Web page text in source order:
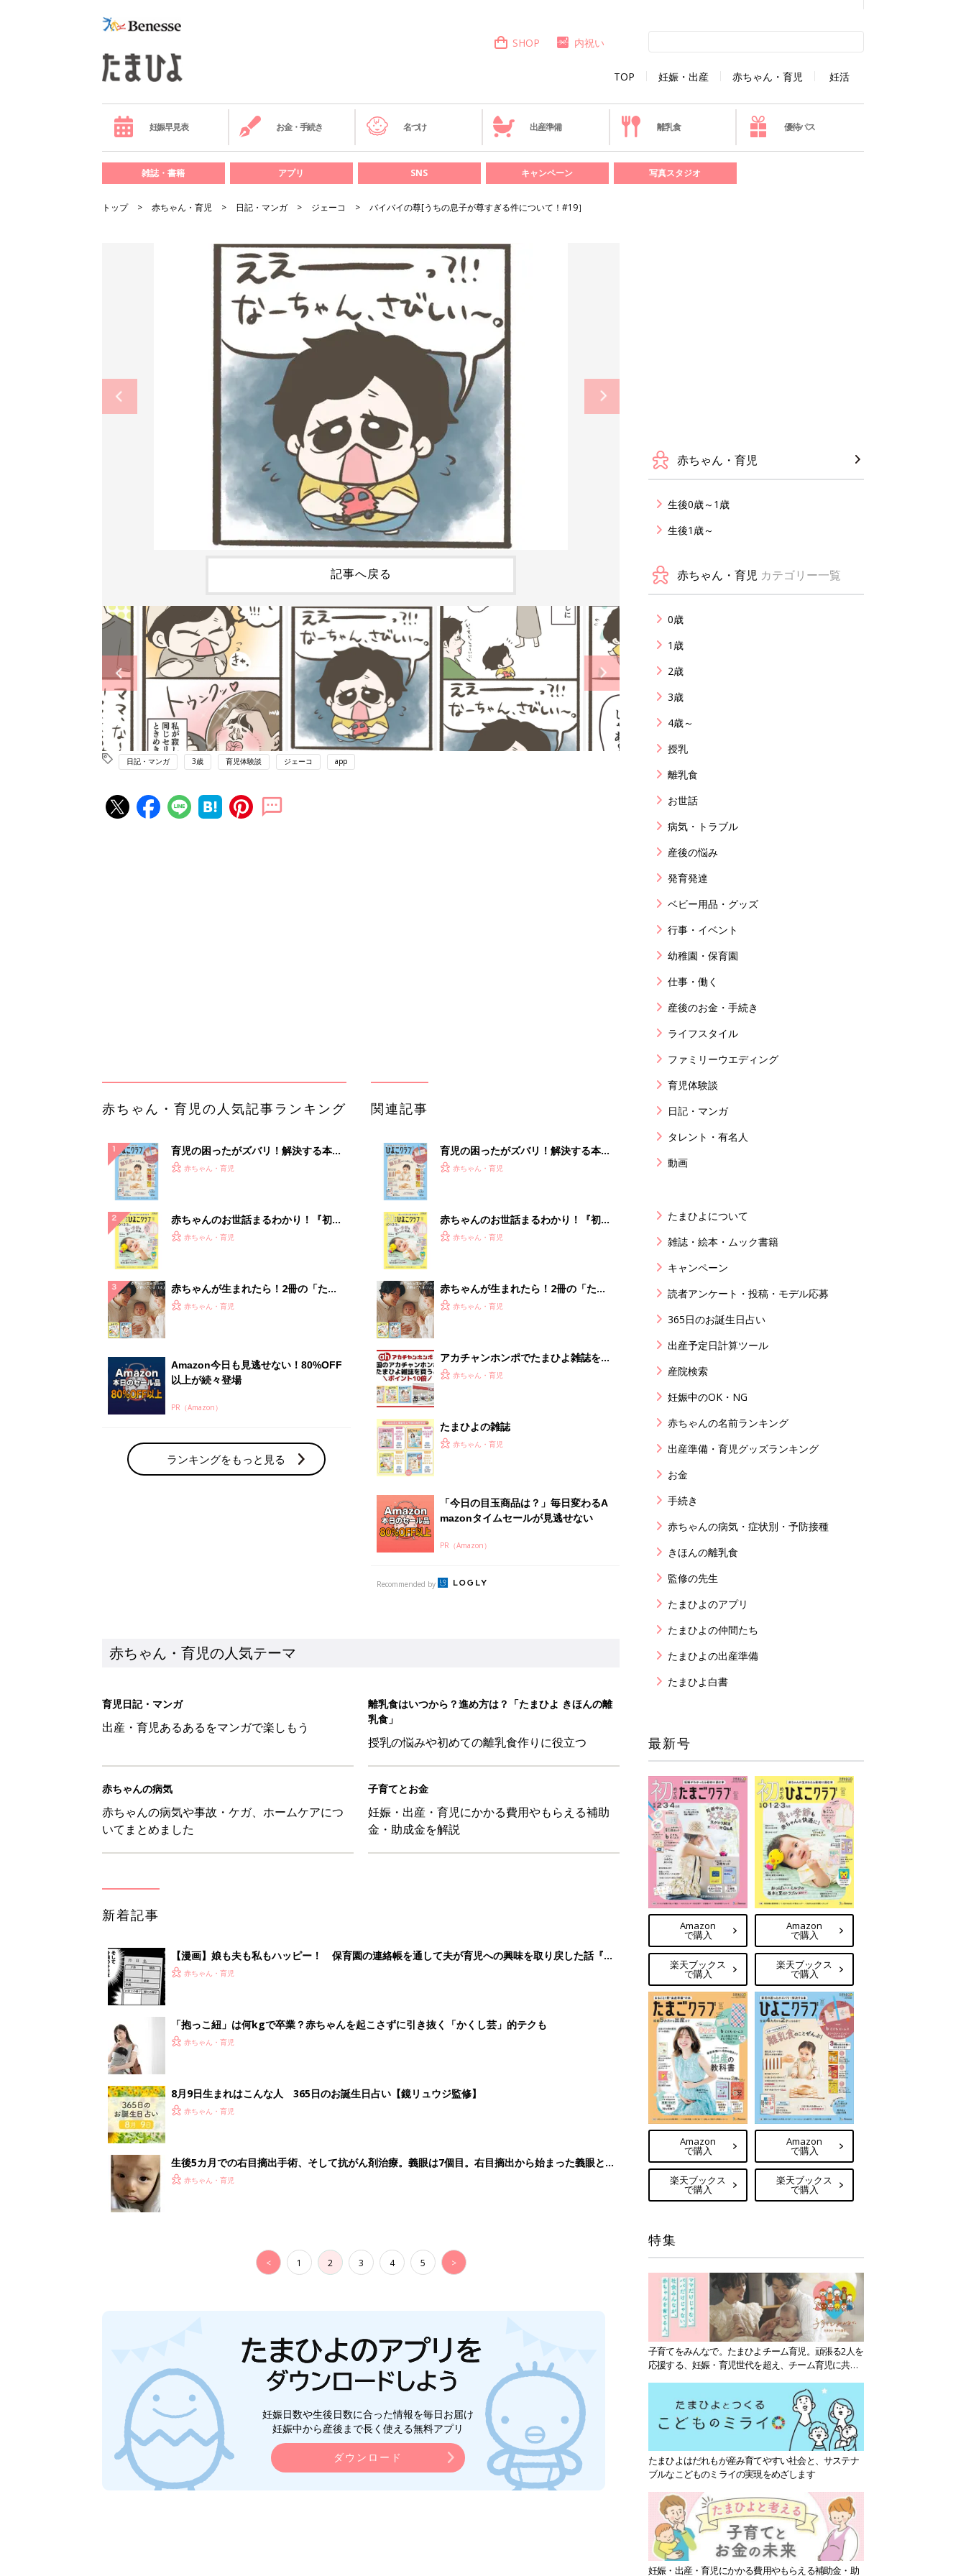
TOP 妊娠・出産 赤ちゃん・育児 妊活
SHOP 内祝い
妊娠早見表 お金・手続き 名づけ 出産準備 離乳食 優待パス
雑誌・書籍 アプリ SNS キャンペーン 写真スタジオ
トップ 赤ちゃん・育児 日記・マンガ ジェーコ バイバイの尊[うちの息子が尊すぎる件について！#19］
記事へ戻る
日記・マンガ 3歳 育児体験談 ジェーコ app
以上が続々登場
PR（Amazon）
ランキングをもっと見る
mazonタイムセールが見逃せない
PR（Amazon）
赤ちゃん・育児の人気テーマ
育児日記・マンガ
離乳食はいつから？進め方は？「たまひよ きほんの離
授乳の悩みや初めての離乳食作りに役立つ
子育てとお金
妊娠・出産・育児にかかる費用やもらえる補助
金・助成金を解説
【漫画】娘も夫も私もハッピー！ 保育園の連絡帳を通して夫が育児への興味を取り戻した話『ふ
うふう子育て ＃92』
赤ちゃん・育児
「抱っこ紐」は何kgで卒業？赤ちゃんを起こさずに引き抜く「かくし芸」的テクも
赤ちゃん・育児
8月9日生まれはこんな人 365日のお誕生日占い【鏡リュウジ監修】
< 1 2 3 4 5 >
赤ちゃん・育児
生後0歳～1歳
生後1歳～
赤ちゃん・育児 カテゴリー一覧
0歳
1歳
2歳
3歳
4歳～
授乳
離乳食
お世話
病気・トラブル
産後の悩み
発育発達
ベビー用品・グッズ
行事・イベント
幼稚園・保育園
仕事・働く
産後のお金・手続き
ライフスタイル
ファミリーウエディング
育児体験談
日記・マンガ
タレント・有名人
動画
たまひよについて
雑誌・絵本・ムック書籍
キャンペーン
読者アンケート・投稿・モデル応募
365日のお誕生日占い
出産予定日計算ツール
産院検索
妊娠中のOK・NG
赤ちゃんの名前ランキング
出産準備・育児グッズランキング
お金
手続き
赤ちゃんの病気・症状別・予防接種
きほんの離乳食
監修の先生
たまひよのアプリ
たまひよの仲間たち
たまひよの出産準備
たまひよ白書
最新号
Amazon
で購入
楽天ブックス
で購入
Amazon
で購入
楽天ブックス
で購入
Amazon
で購入
楽天ブックス
で購入
Amazon
で購入
楽天ブックス
で購入
特集
子育てをみんなで。たまひよチーム育児。頑張る2人を
応援する、妊娠・育児世代を超え、チーム育児に共感
たまひよはだれもが産み育てやすい社会と、サステナ
ブルなこどものミライの実現をめざします
妊娠・出産・育児にかかる費用やもらえる補助金・助